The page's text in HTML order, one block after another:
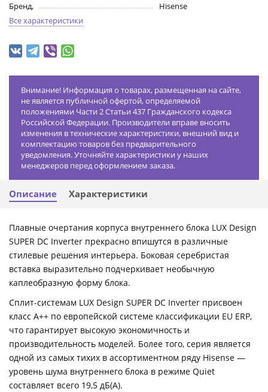
Бренд,
Hisense
Все характеристики
Внимание! Информация о товарах, размещенная на сайте,
не является публичной офертой, определяемой
положениями Части 2 Статьи 437 Гражданского кодекса
Российской Федерации. Производители вправе вносить
изменения в технические характеристики, внешний вид и
комплектацию товаров без предварительного
уведомления. Уточняйте характеристики у наших
менеджеров перед оформлением заказа.
Описание Характеристики
Плавные очертания корпуса внутреннего блока LUX Design
SUPER DC Inverter прекрасно впишутся в различные
стилевые решения интерьера. Боковая серебристая
вставка выразительно подчеркивает необычную
каплеобразную форму блока.
Сплит-системам LUX Design SUPER DC Inverter присвоен
класс А++ по европейской системе классификации EU ERP,
что гарантирует высокую экономичность и
производительность моделей. Более того, серия является
одной из самых тихих в ассортиментном ряду Hisense —
уровень шума внутреннего блока в режиме Quiet
составляет всего 19,5 дБ(А).